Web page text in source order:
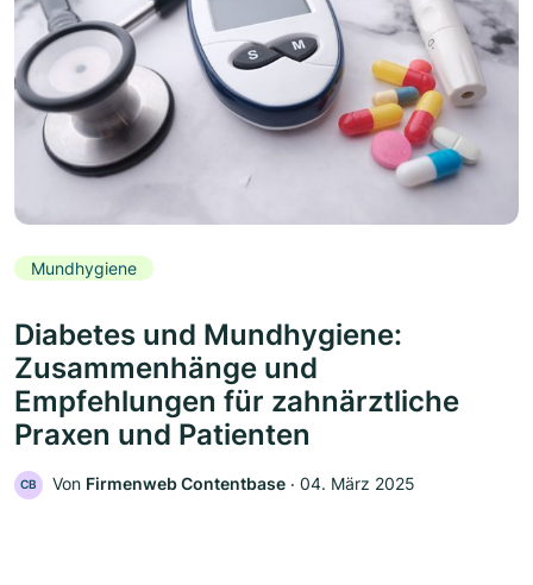
Mundhygiene
Diabetes und Mundhygiene:
Zusammenhänge und
Empfehlungen für zahnärztliche
Praxen und Patienten
CB Von Firmenweb Contentbase ‧ 04. März 2025